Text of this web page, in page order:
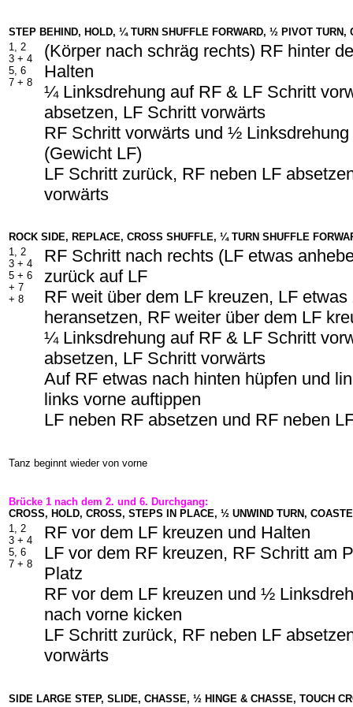
STEP BEHIND, HOLD, ¼ TURN SHUFFLE FORWARD, ½ PIVOT TURN,
1, 2
3 + 4
5, 6
7 + 8
(Körper nach schräg rechts) RF hinter
Halten
¼ Linksdrehung auf RF & LF Schritt
absetzen, LF Schritt vorwärts
RF Schritt vorwärts und ½
(Gewicht LF)
LF Schritt zurück, RF neben LF
vorwärts
ROCK SIDE, REPLACE, CROSS SHUFFLE, ¼ TURN SHUFFLE
1, 2
3 + 4
5 + 6
+ 7
+ 8
RF Schritt nach rechts (LF etwas
zurück auf LF
RF weit über dem LF kreuzen, LF etwas
heransetzen, RF weiter über dem LF
¼ Linksdrehung auf RF & LF Schritt
absetzen, LF Schritt vorwärts
Auf RF etwas nach hinten hüpfen und
links vorne auftippen
LF neben RF absetzen und RF neben
Tanz beginnt wieder von vorne
Brücke 1 nach dem 2. und 6. Durchgang:
CROSS, HOLD, CROSS, STEPS IN PLACE, ½ UNWIND TURN,
1, 2
3 + 4
5, 6
7 + 8
RF vor dem LF kreuzen und Halten
LF vor dem RF kreuzen, RF Schritt am
Platz
RF vor dem LF kreuzen und ½
nach vorne kicken
LF Schritt zurück, RF neben LF
vorwärts
SIDE LARGE STEP, SLIDE, CHASSE, ½ HINGE & CHASSE, TOUCH